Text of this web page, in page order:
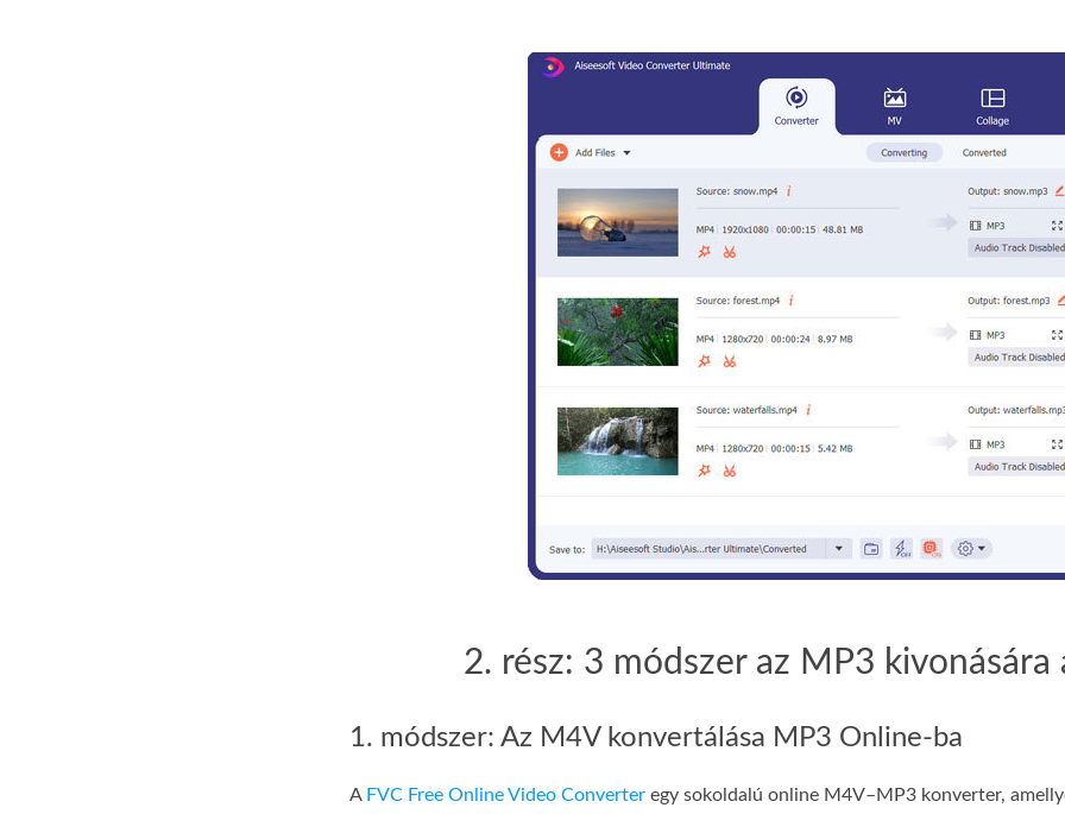
2. rész: 3 módszer az MP3
1. módszer: Az M4V konvertálása MP3 Online-ba
A FVC Free Online Video Converter egy sokoldalú online M4V–MP3 konverter,